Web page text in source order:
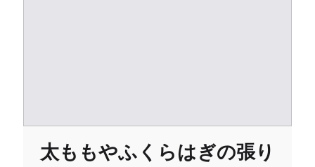
太ももやふくらはぎの張り